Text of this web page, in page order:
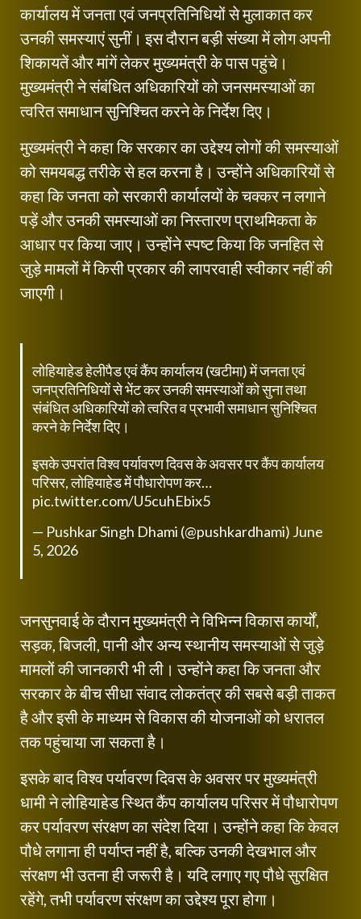
कार्यालय में जनता एवं जनप्रतिनिधियों से मुलाकात कर
उनकी समस्याएं सुनीं। इस दौरान बड़ी संख्या में लोग अपनी
शिकायतें और मांगें लेकर मुख्यमंत्री के पास पहुंचे।
मुख्यमंत्री ने संबंधित अधिकारियों को जनसमस्याओं का
त्वरित समाधान सुनिश्चित करने के निर्देश दिए।
मुख्यमंत्री ने कहा कि सरकार का उद्देश्य लोगों की समस्याओं
को समयबद्ध तरीके से हल करना है। उन्होंने अधिकारियों से
कहा कि जनता को सरकारी कार्यालयों के चक्कर न लगाने
पड़ें और उनकी समस्याओं का निस्तारण प्राथमिकता के
आधार पर किया जाए। उन्होंने स्पष्ट किया कि जनहित से
जुड़े मामलों में किसी प्रकार की लापरवाही स्वीकार नहीं की
जाएगी।
लोहियाहेड हेलीपैड एवं कैंप कार्यालय (खटीमा) में जनता एवं
जनप्रतिनिधियों से भेंट कर उनकी समस्याओं को सुना तथा
संबंधित अधिकारियों को त्वरित व प्रभावी समाधान सुनिश्चित
करने के निर्देश दिए।
इसके उपरांत विश्व पर्यावरण दिवस के अवसर पर कैंप कार्यालय
परिसर, लोहियाहेड में पौधारोपण कर…
pic.twitter.com/U5cuhEbix5
— Pushkar Singh Dhami (@pushkardhami) June
5, 2026
जनसुनवाई के दौरान मुख्यमंत्री ने विभिन्न विकास कार्यों,
सड़क, बिजली, पानी और अन्य स्थानीय समस्याओं से जुड़े
मामलों की जानकारी भी ली। उन्होंने कहा कि जनता और
सरकार के बीच सीधा संवाद लोकतंत्र की सबसे बड़ी ताकत
है और इसी के माध्यम से विकास की योजनाओं को धरातल
तक पहुंचाया जा सकता है।
इसके बाद विश्व पर्यावरण दिवस के अवसर पर मुख्यमंत्री
धामी ने लोहियाहेड स्थित कैंप कार्यालय परिसर में पौधारोपण
कर पर्यावरण संरक्षण का संदेश दिया। उन्होंने कहा कि केवल
पौधे लगाना ही पर्याप्त नहीं है, बल्कि उनकी देखभाल और
संरक्षण भी उतना ही जरूरी है। यदि लगाए गए पौधे सुरक्षित
रहेंगे, तभी पर्यावरण संरक्षण का उद्देश्य पूरा होगा।